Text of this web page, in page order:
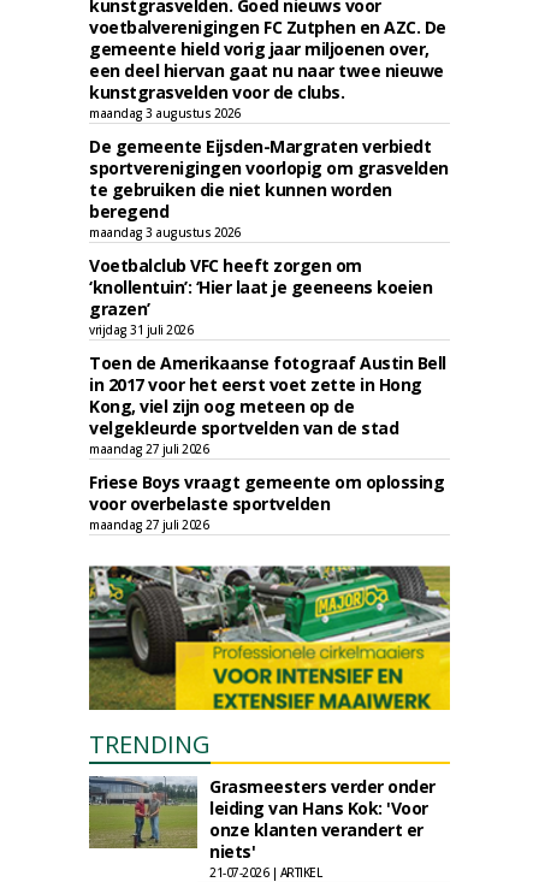
kunstgrasvelden. Goed nieuws voor
voetbalverenigingen FC Zutphen en AZC. De
gemeente hield vorig jaar miljoenen over,
een deel hiervan gaat nu naar twee nieuwe
kunstgrasvelden voor de clubs.
maandag 3 augustus 2026
De gemeente Eijsden-Margraten verbiedt
sportverenigingen voorlopig om grasvelden
te gebruiken die niet kunnen worden
beregend
maandag 3 augustus 2026
Voetbalclub VFC heeft zorgen om
‘knollentuin’: ‘Hier laat je geeneens koeien
grazen’
vrijdag 31 juli 2026
Toen de Amerikaanse fotograaf Austin Bell
in 2017 voor het eerst voet zette in Hong
Kong, viel zijn oog meteen op de
velgekleurde sportvelden van de stad
maandag 27 juli 2026
Friese Boys vraagt gemeente om oplossing
voor overbelaste sportvelden
maandag 27 juli 2026
TRENDING
Grasmeesters verder onder
leiding van Hans Kok: 'Voor
onze klanten verandert er
niets'
21-07-2026 | ARTIKEL